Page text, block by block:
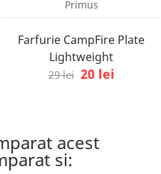
Primus
Farfurie CampFire Plate
Lightweight
29 lei 20 lei
acest
si: